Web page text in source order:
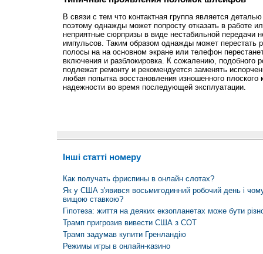
В связи с тем что контактная группа является
поэтому однажды может попросту отказать в работе
неприятные сюрпризы в виде нестабильной передачи
импульсов. Таким образом однажды может перестать
полосы на на основном экране или телефон
включения и разблокировка. К сожалению, подобного
подлежат ремонту и рекомендуется заменять
любая попытка восстановления изношенного
надежности во время последующей эксплуатации.
Інші статті номеру
Как получать фриспины в онлайн слотах?
Як у США з'явився восьмигодинний робочий день і
вищою ставкою?
Гіпотеза: життя на деяких екзопланетах може бути
Трамп пригрозив вивести США з СОТ
Трамп задумав купити Гренландію
Режимы игры в онлайн-казино